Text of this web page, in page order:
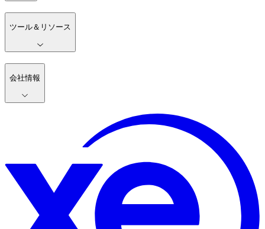
ツール＆リソース
会社情報